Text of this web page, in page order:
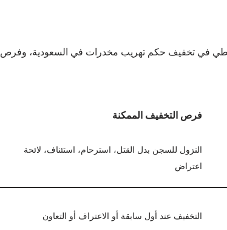
في تخفيف حكم تهريب مخدرات في السعودية، وفرص
فرص التخفيف الممكنة
النزول للسجن بدل القتل، استرحام، استئناف، لائحة
اعتراض
التخفيف عند أول سابقة أو الاعتراف أو التعاون